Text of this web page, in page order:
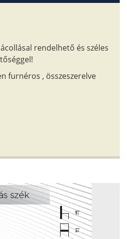
rendelhető és széles
furnéros , összeszerelve